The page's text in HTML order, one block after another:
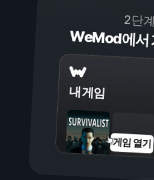
2단계
WeMod에서
내 게임
게임 열기